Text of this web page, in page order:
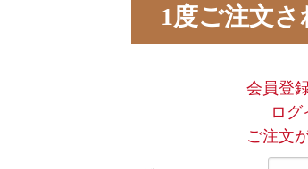
1度ご注文
会員登
ログ
ご注文